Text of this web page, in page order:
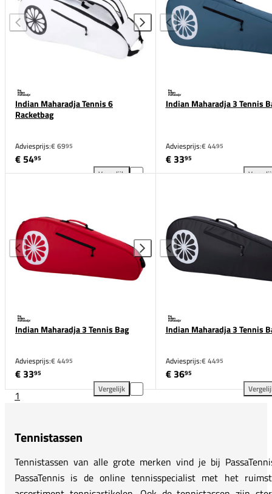
Indian Maharadja Tennis 6
Racketbag
Adviesprijs:€ 6995
€ 5495
Vergelijk
Indian Maharadja 3 Tennis
Adviesprijs:€ 4495
€ 3395
Indian Maharadja 3 Tennis Bag
Adviesprijs:€ 4495
€ 3395
Vergelijk
Indian Maharadja 3 Tennis
Adviesprijs:€ 4495
€ 3695
1
Tennistassen
Tennistassen van alle grote merken vind je bij
PassaTennis is de online tennisspecialist met het